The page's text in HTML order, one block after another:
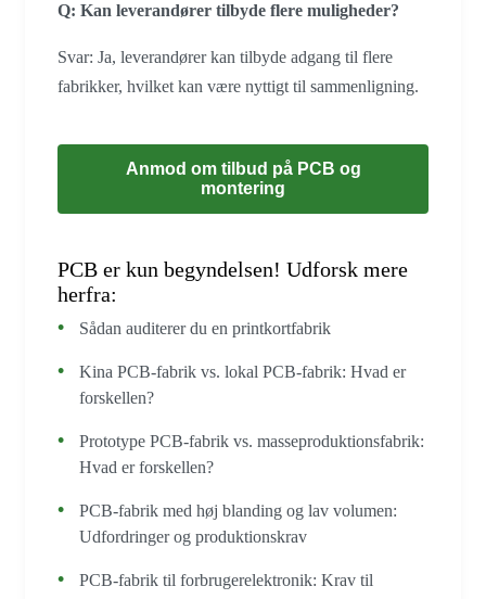
Q: Kan leverandører tilbyde flere muligheder?
Svar: Ja, leverandører kan tilbyde adgang til flere
fabrikker, hvilket kan være nyttigt til sammenligning.
Anmod om tilbud på PCB og
montering
PCB er kun begyndelsen! Udforsk mere
herfra:
Sådan auditerer du en printkortfabrik
Kina PCB-fabrik vs. lokal PCB-fabrik: Hvad er
forskellen?
Prototype PCB-fabrik vs. masseproduktionsfabrik:
Hvad er forskellen?
PCB-fabrik med høj blanding og lav volumen:
Udfordringer og produktionskrav
PCB-fabrik til forbrugerelektronik: Krav til